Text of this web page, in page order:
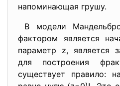
напоминающая
В модели
фактором является
параметр z, является
для построения
существует правило: